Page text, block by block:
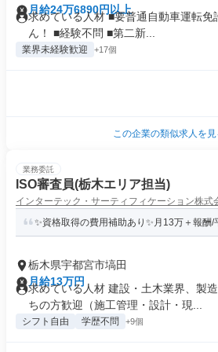
月給24万6890円以上
求めている人材 ■要普通自動車運転免
ん！ ■経験不問 ■第二新...
業界未経験歓迎 +17個
この企業の類似求人を見
業務委託
ISO審査員(栃木エリア担当)
インターテック・サーティフィケーション株式
✨資格取得の費用補助あり✨月13万＋報酬/
栃木県宇都宮市塙田
月給13万円
求めている人材 建設・土木業界、製
ちの方歓迎（施工管理・設計・現...
シフト自由 学歴不問 +9個